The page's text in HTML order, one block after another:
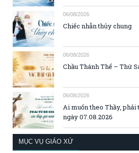
06/08/2026
Chiếc nhẫn thủy chung
06/08/2026
Chầu Thánh Thể – Thứ
06/08/2026
Ai muốn theo Thầy,
ngày 07.08.2026
MỤC VỤ GIÁO XỨ